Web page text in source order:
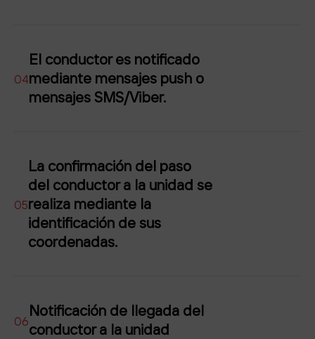
04
El conductor es notificado
mediante mensajes push o
mensajes SMS/Viber.
05
La confirmación del paso
del conductor a la unidad se
realiza mediante la
identificación de sus
coordenadas.
06
Notificación de llegada del
conductor a la unidad